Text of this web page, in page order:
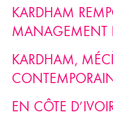
KARDHAM
MANAGEMENT
KARDHAM,
EN CÔTE